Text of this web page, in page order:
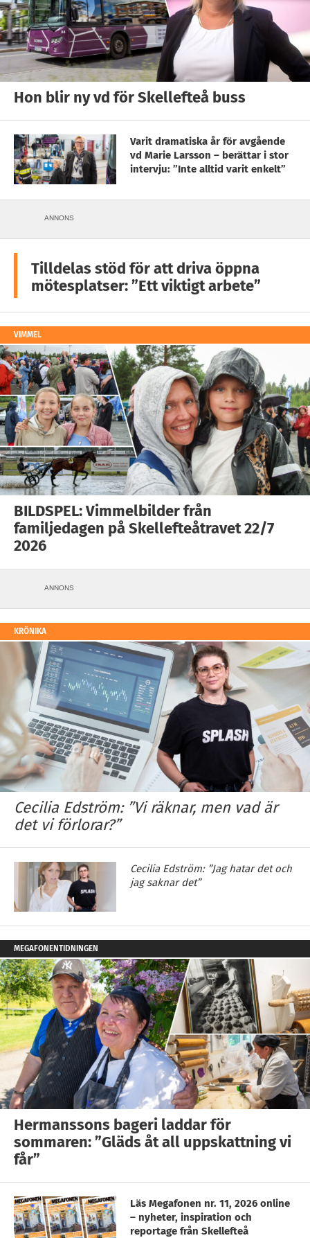
Hon blir ny vd för Skellefteå buss
Varit dramatiska år för avgående
vd Marie Larsson – berättar i stor
intervju: ”Inte alltid varit enkelt”
ANNONS
Tilldelas stöd för att driva öppna
mötesplatser: ”Ett viktigt arbete”
VIMMEL
BILDSPEL: Vimmelbilder från
familjedagen på Skellefteåtravet 22/7
2026
ANNONS
KRÖNIKA
Cecilia Edström: ”Vi räknar, men vad är
det vi förlorar?”
Cecilia Edström: ”Jag hatar det och
jag saknar det”
MEGAFONENTIDNINGEN
Hermanssons bageri laddar för
sommaren: ”Gläds åt all uppskattning vi
får”
Läs Megafonen nr. 11, 2026 online
– nyheter, inspiration och
reportage från Skellefteå